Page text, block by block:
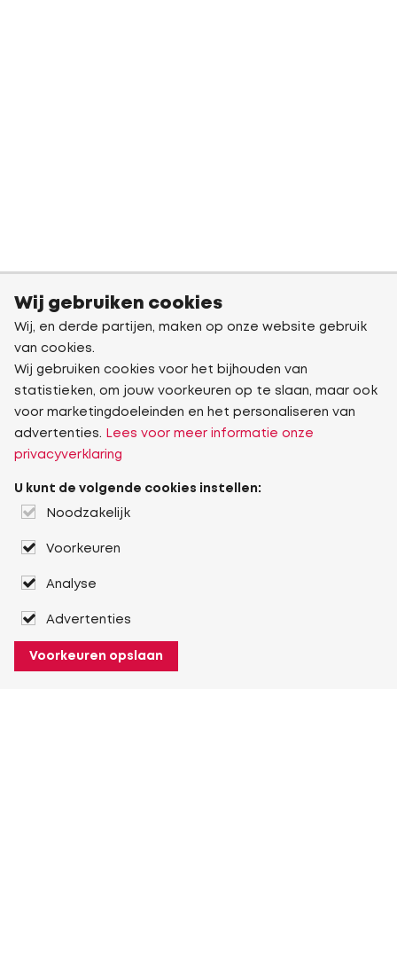
Wij gebruiken cookies
Wij, en derde partijen, maken op onze website gebruik
van cookies.
Wij gebruiken cookies voor het bijhouden van
statistieken, om jouw voorkeuren op te slaan, maar ook
voor marketingdoeleinden en het personaliseren van
advertenties.
Lees voor meer informatie onze
privacyverklaring
U kunt de volgende cookies instellen:
Noodzakelijk
Voorkeuren
Analyse
Advertenties
Voorkeuren opslaan